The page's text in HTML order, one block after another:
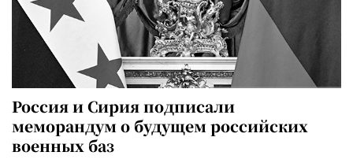
Россия и Сирия подписали
меморандум о будущем российских
военных баз